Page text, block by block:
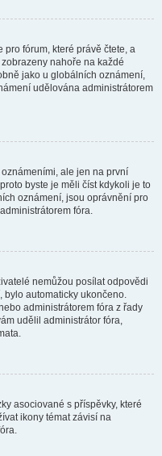
fórum, které právě čtete, a
nahoře na každé
jako u globálních oznámení,
udělována administrátorem
ale jen na první
byste je měli číst kdykoli je to
oznámení, jsou oprávnění pro
fóra.
nemůžou posílat odpovědi
bylo automaticky ukončeno.
administrátorem fóra z řady
udělil administrátor fóra,
asociované s příspěvky, které
ikony témat závisí na